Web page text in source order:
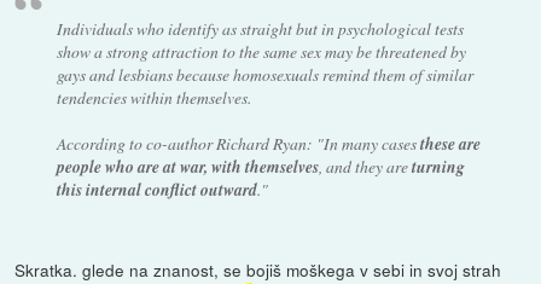
Individuals who identify as straight but in psychological tests
show a strong attraction to the same sex may be threatened by
gays and lesbians because homosexuals remind them of similar
tendencies within themselves.
According to co-author Richard Ryan: "In many casesthese are
people who are at war, with themselves, and they areturning
this internal conflict outward."
Skratka. glede na znanost, se bojiš moškega v sebi in svoj strah